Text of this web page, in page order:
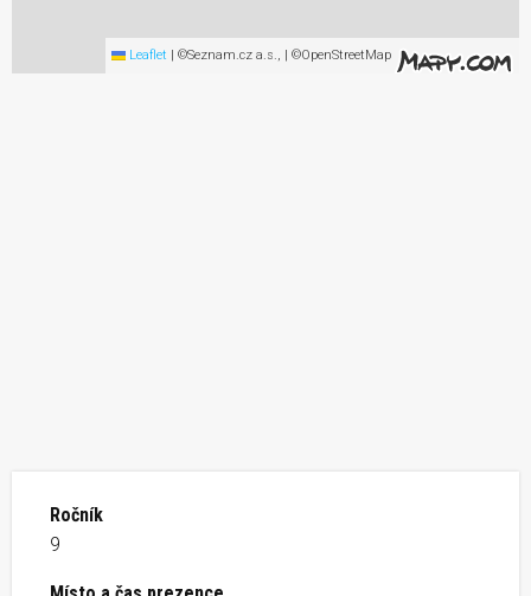
Leaflet | ©Seznam.cz a.s., | ©OpenStreetMap
Ročník
9